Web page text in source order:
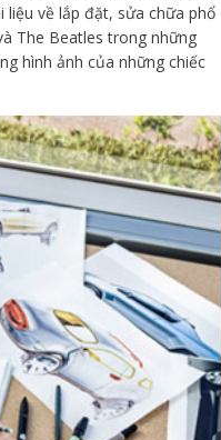
về lắp đặt, sửa chữa phổ
The Beatles trong những
hình ảnh của những chiếc